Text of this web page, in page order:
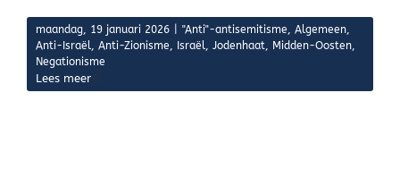
maandag, 19 januari 2026 "Anti"-antisemitisme, Algemeen,
Anti-Israël, Anti-Zionisme, Israël, Jodenhaat, Midden-Oosten,
Negationisme
Lees meer